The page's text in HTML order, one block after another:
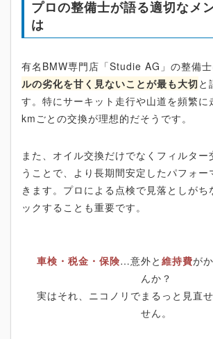
プロの整備士が語る適切なメ
は
有名BMW専門店「Studie AG」の整備士
ルの劣化を甘く見ないことが最も大切 と
す。特にサーキット走行や山道を頻繁に
kmごとの交換が理想的だそうです。
また、オイル交換だけでなくフィルター
うことで、より長期間安定したパフォー
きます。プロによる点検で見落としがち
ックすることも重要です。
車検・税金・保険…意外と 維持費が
んか？
実はそれ、ニコノリでまるっと見直
せん。